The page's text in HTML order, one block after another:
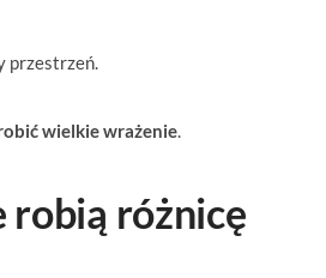
przestrzeń.
wielkie wrażenie.
różnicę